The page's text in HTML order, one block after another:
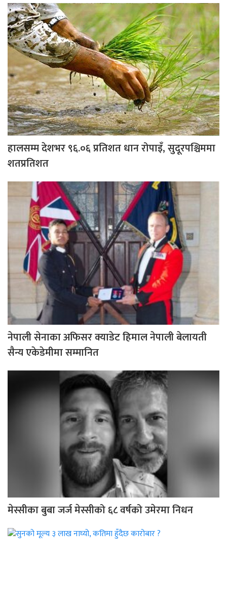
हालसम्म देशभर ९६.०६ प्रतिशत धान रोपाइँ, सुदूरपश्चिममा
शतप्रतिशत
नेपाली सेनाका अफिसर क्याडेट हिमाल नेपाली बेलायती
सैन्य एकेडेमीमा सम्मानित
मेस्सीका बुबा जर्ज मेस्सीको ६८ वर्षको उमेरमा निधन